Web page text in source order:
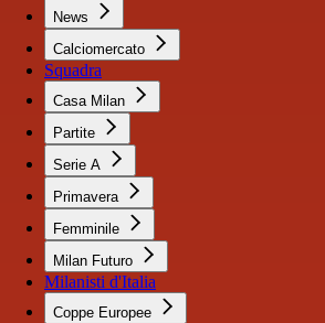
News
Calciomercato
Squadra
Casa Milan
Partite
Serie A
Primavera
Femminile
Milan Futuro
Milanisti d'Italia
Coppe Europee